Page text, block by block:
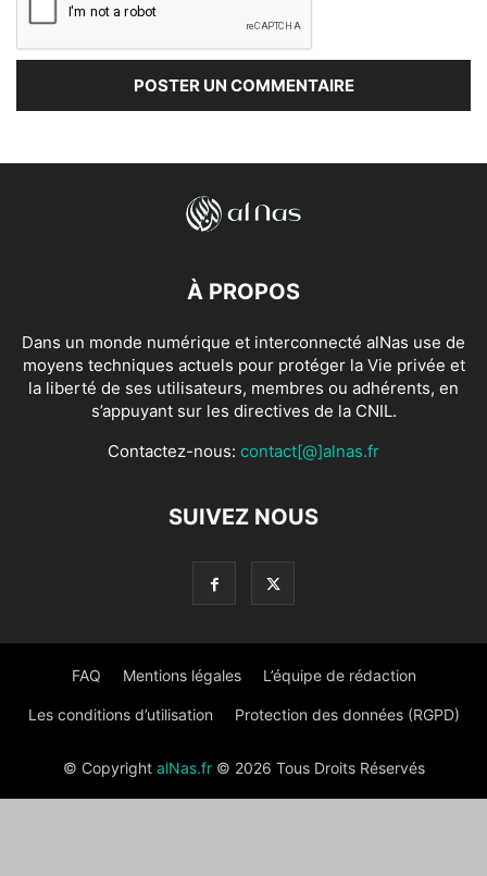
À PROPOS
Dans un monde numérique et interconnecté alNas use de
moyens techniques actuels pour protéger la Vie privée et
la liberté de ses utilisateurs, membres ou adhérents, en
s’appuyant sur les directives de la CNIL.
Contactez-nous: contact[@]alnas.fr
SUIVEZ NOUS
FAQ Mentions légales L’équipe de rédaction
Les conditions d’utilisation Protection des données (RGPD)
© Copyright alNas.fr© 2026 Tous Droits Réservés